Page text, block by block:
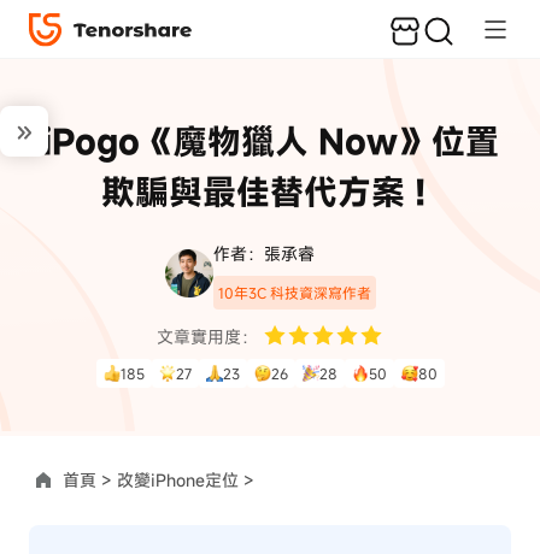
iPogo《魔物獵人 Now》位置
欺騙與最佳替代方案！
作者：張承睿
10年3C 科技資深寫作者
文章實用度：
185 27 23 26 28 50 80
首頁 > 改變iPhone定位 >